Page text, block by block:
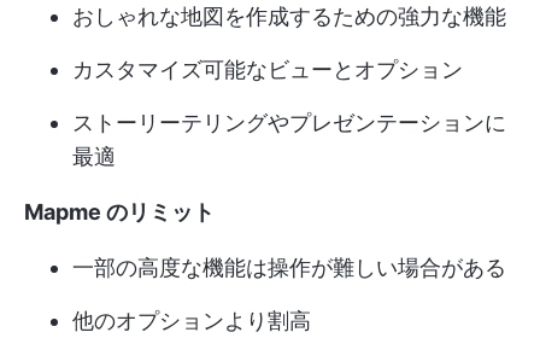
おしゃれな地図を作成するための強力な機能
カスタマイズ可能なビューとオプション
ストーリーテリングやプレゼンテーションに
最適
Mapme のリミット
一部の高度な機能は操作が難しい場合がある
他のオプションより割高